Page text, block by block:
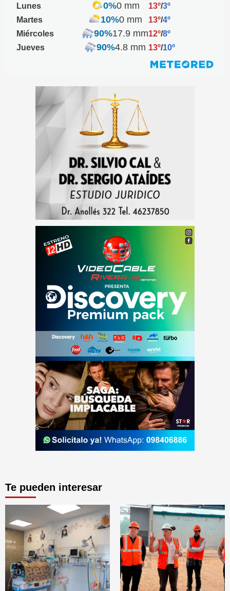
Lunes 0%0 mm 13º/3º
Martes
10%0 mm 13º/4º
Miércoles
90%17.9 mm12º/8º
Jueves
90%4.8 mm 13º/10º
Te pueden interesar